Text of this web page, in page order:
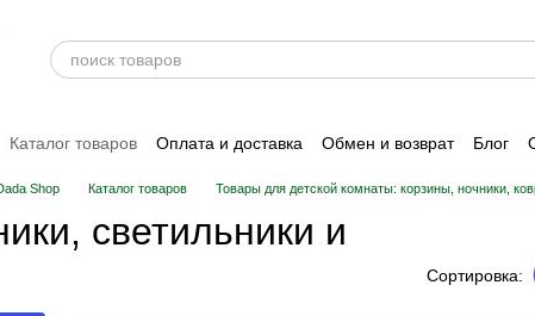
Каталог товаров Оплата и доставка Обмен и возврат Блог
Shop Каталог товаров Товары для детской комнаты: корзины, ночники,
светильники и
Сортировка: